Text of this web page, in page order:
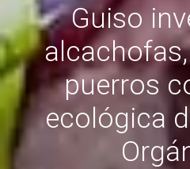
Guiso
puerros
ecológica